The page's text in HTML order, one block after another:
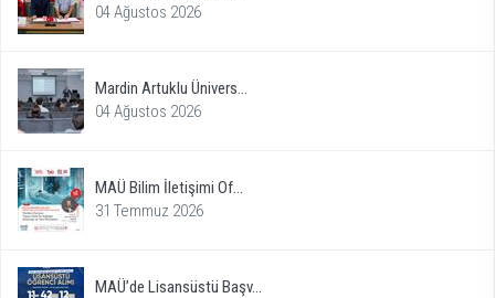
04 Ağustos 2026
Mardin Artuklu Ünivers...
04 Ağustos 2026
MAÜ Bilim İletişimi Of...
31 Temmuz 2026
MAÜ’de Lisansüstü Başv...